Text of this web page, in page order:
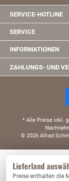
SERVICE-HOTLINE
SERVICE
INFORMATIONEN
ZAHLUNGS- UND
* Alle Preise inkl.
© 2026 Allrad
Lieferland
Preise enthalten die